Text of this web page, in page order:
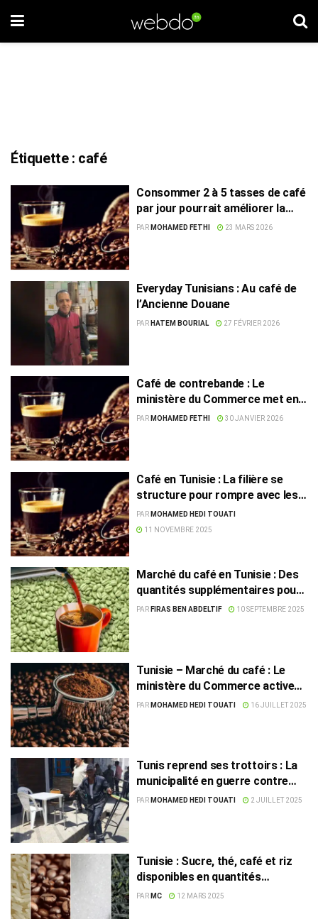
Étiquette : café
Consommer 2 à 5 tasses de café
par jour pourrait améliorer la
santé cardiaque
PAR MOHAMED FETHI 23 MARS 2026
Everyday Tunisians : Au café de
l’Ancienne Douane
PAR HATEM BOURIAL 27 FÉVRIER 2026
Café de contrebande : Le
ministère du Commerce met en
garde les propriétaires de cafés
PAR MOHAMED FETHI 30 JANVIER 2026
Café en Tunisie : La filière se
structure pour rompre avec les
pénuries et le marché parallèle
PAR MOHAMED HEDI TOUATI
11 NOVEMBRE 2025
Marché du café en Tunisie : Des
quantités supplémentaires pour
les professionnels
PAR FIRAS BEN ABDELTIF 10 SEPTEMBRE 2025
Tunisie – Marché du café : Le
ministère du Commerce active
un plan exceptionnel
PAR MOHAMED HEDI TOUATI 16 JUILLET 2025
Tunis reprend ses trottoirs : La
municipalité en guerre contre
l’occupation illégale
PAR MOHAMED HEDI TOUATI 2 JUILLET 2025
Tunisie : Sucre, thé, café et riz
disponibles en quantités
suffisantes
PAR MC 12 MARS 2025